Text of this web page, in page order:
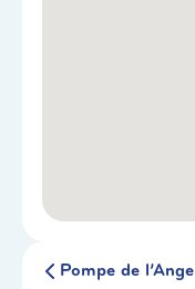
Pompe de l’Ange